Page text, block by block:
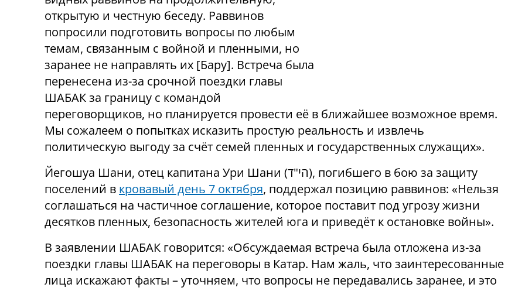
открытую и честную беседу. Раввинов
попросили подготовить вопросы по любым
темам, связанным с войной и пленными, но
заранее не направлять их [Бару]. Встреча была
перенесена из-за срочной поездки главы
ШАБАК за границу с командой
переговорщиков, но планируется провести её в ближайшее возможное время.
Мы сожалеем о попытках исказить простую реальность и извлечь
политическую выгоду за счёт семей пленных и государственных служащих».
Йегошуа Шани, отец капитана Ури Шани (הי"ד), погибшего в бою за защиту
поселений в кровавый день 7 октября, поддержал позицию раввинов: «Нельзя
соглашаться на частичное соглашение, которое поставит под угрозу жизни
десятков пленных, безопасность жителей юга и приведёт к остановке войны».
В заявлении ШАБАК говорится: «Обсуждаемая встреча была отложена из-за
поездки главы ШАБАК на переговоры в Катар. Нам жаль, что заинтересованные
лица искажают факты – уточняем, что вопросы не передавались заранее, и это